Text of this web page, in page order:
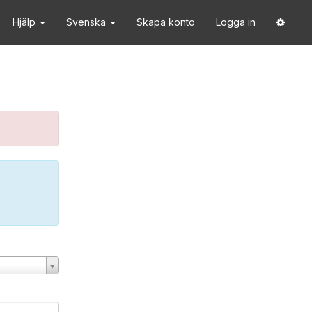
Hjälp Svenska Skapa konto Logga in